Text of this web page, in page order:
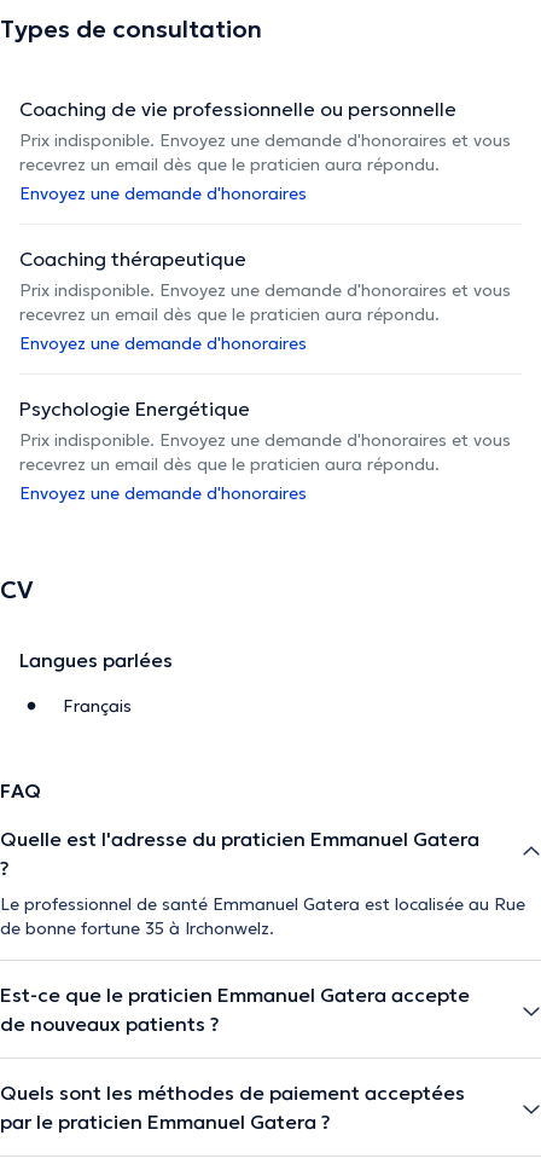
Types de consultation
Coaching de vie professionnelle ou personnelle
Prix indisponible. Envoyez une demande d'honoraires et vous
recevrez un email dès que le praticien aura répondu.
Envoyez une demande d'honoraires
Coaching thérapeutique
Prix indisponible. Envoyez une demande d'honoraires et vous
recevrez un email dès que le praticien aura répondu.
Envoyez une demande d'honoraires
Psychologie Energétique
Prix indisponible. Envoyez une demande d'honoraires et vous
recevrez un email dès que le praticien aura répondu.
Envoyez une demande d'honoraires
CV
Langues parlées
Français
FAQ
Quelle est l'adresse du praticien Emmanuel Gatera
?
Le professionnel de santé Emmanuel Gatera est localisée au Rue
de bonne fortune 35 à Irchonwelz.
Est-ce que le praticien Emmanuel Gatera accepte
de nouveaux patients ?
Quels sont les méthodes de paiement acceptées
par le praticien Emmanuel Gatera ?